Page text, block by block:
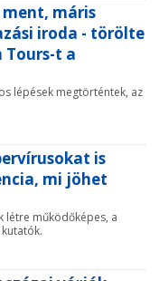
ment, máris
iroda - törölte
Tours-t a
lépések megtörténtek, az
is
mi jöhet
létre működőképes, a